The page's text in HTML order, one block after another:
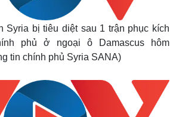
Syria bị tiêu diệt sau 1 trận phục kích
phủ ở ngoại ô Damascus hôm
tin chính phủ Syria SANA)